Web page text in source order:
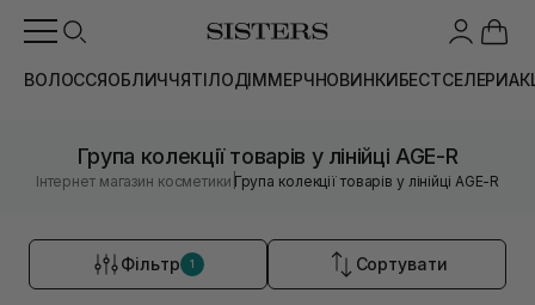
ВОЛОССЯОБЛИЧЧЯТІЛОДІММЕРЧНОВИНКИБЕСТСЕЛЕРИ
Група колекції товарів у лінійці AGE-R
Інтернет магазин косметики |Група колекції товарів у лінійці AGE-R
Фільтр 1 Сортувати